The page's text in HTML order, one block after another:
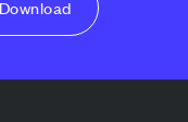
Download